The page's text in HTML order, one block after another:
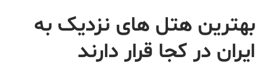
بهترین هتل های نزدیک به
ایران در کجا قرار دارند